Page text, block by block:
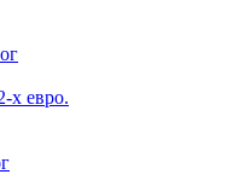
х евро.